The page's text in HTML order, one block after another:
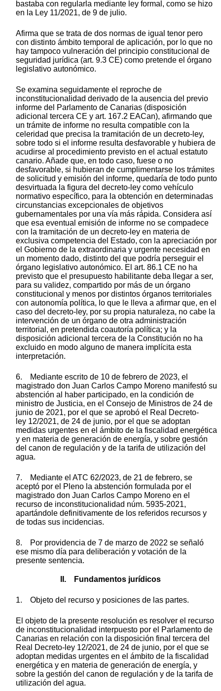
bastaba con regularla mediante ley formal, como se hizo
en la Ley 11/2021, de 9 de julio.
Afirma que se trata de dos normas de igual tenor pero
con distinto ámbito temporal de aplicación, por lo que no
hay tampoco vulneración del principio constitucional de
seguridad jurídica (art. 9.3 CE) como pretende el órgano
legislativo autonómico.
Se examina seguidamente el reproche de
inconstitucionalidad derivado de la ausencia del previo
informe del Parlamento de Canarias (disposición
adicional tercera CE y art. 167.2 EACan), afirmando que
un trámite de informe no resulta compatible con la
celeridad que precisa la tramitación de un decreto-ley,
sobre todo si el informe resulta desfavorable y hubiera de
acudirse al procedimiento previsto en el actual estatuto
canario. Añade que, en todo caso, fuese o no
desfavorable, si hubieran de cumplimentarse los trámites
de solicitud y emisión del informe, quedaría de todo punto
desvirtuada la figura del decreto-ley como vehículo
normativo específico, para la obtención en determinadas
circunstancias excepcionales de objetivos
gubernamentales por una vía más rápida. Considera así
que esa eventual emisión de informe no se compadece
con la tramitación de un decreto-ley en materia de
exclusiva competencia del Estado, con la apreciación por
el Gobierno de la extraordinaria y urgente necesidad en
un momento dado, distinto del que podría perseguir el
órgano legislativo autonómico. El art. 86.1 CE no ha
previsto que el presupuesto habilitante deba llegar a ser,
para su validez, compartido por más de un órgano
constitucional y menos por distintos órganos territoriales
con autonomía política, lo que le lleva a afirmar que, en el
caso del decreto-ley, por su propia naturaleza, no cabe la
intervención de un órgano de otra administración
territorial, en pretendida coautoría política; y la
disposición adicional tercera de la Constitución no ha
excluido en modo alguno de manera implícita esta
interpretación.
6. Mediante escrito de 10 de febrero de 2023, el
magistrado don Juan Carlos Campo Moreno manifestó su
abstención al haber participado, en la condición de
ministro de Justicia, en el Consejo de Ministros de 24 de
junio de 2021, por el que se aprobó el Real Decreto-
ley 12/2021, de 24 de junio, por el que se adoptan
medidas urgentes en el ámbito de la fiscalidad energética
y en materia de generación de energía, y sobre gestión
del canon de regulación y de la tarifa de utilización del
agua.
7. Mediante el ATC 62/2023, de 21 de febrero, se
aceptó por el Pleno la abstención formulada por el
magistrado don Juan Carlos Campo Moreno en el
recurso de inconstitucionalidad núm. 5935-2021,
apartándole definitivamente de los referidos recursos y
de todas sus incidencias.
8. Por providencia de 7 de marzo de 2022 se señaló
ese mismo día para deliberación y votación de la
presente sentencia.
II. Fundamentos jurídicos
1. Objeto del recurso y posiciones de las partes.
El objeto de la presente resolución es resolver el recurso
de inconstitucionalidad interpuesto por el Parlamento de
Canarias en relación con la disposición final tercera del
Real Decreto-ley 12/2021, de 24 de junio, por el que se
adoptan medidas urgentes en el ámbito de la fiscalidad
energética y en materia de generación de energía, y
sobre la gestión del canon de regulación y de la tarifa de
utilización del agua.